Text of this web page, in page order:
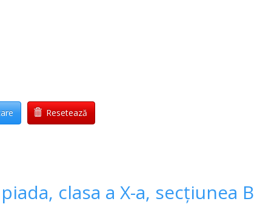
Resetează
clasa a X-a, secțiunea B